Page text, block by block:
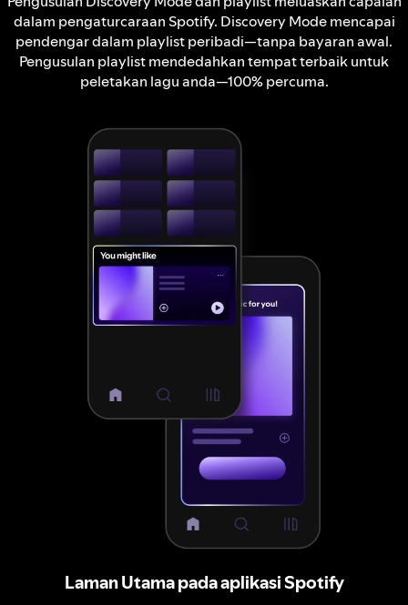
dalam pengaturcaraan Spotify. Discovery Mode mencapai
pendengar dalam playlist peribadi—tanpa bayaran awal.
Pengusulan playlist mendedahkan tempat terbaik untuk
peletakan lagu anda—100% percuma.
Laman Utama pada aplikasi Spotify